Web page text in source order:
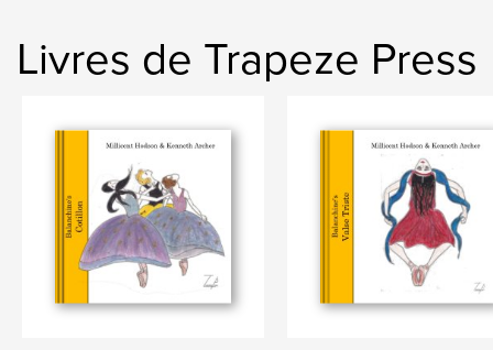
Livres de Trapeze Press